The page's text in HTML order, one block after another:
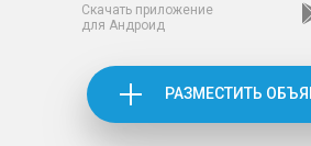
Скачать приложение
для Андроид
РАЗМЕСТИТЬ